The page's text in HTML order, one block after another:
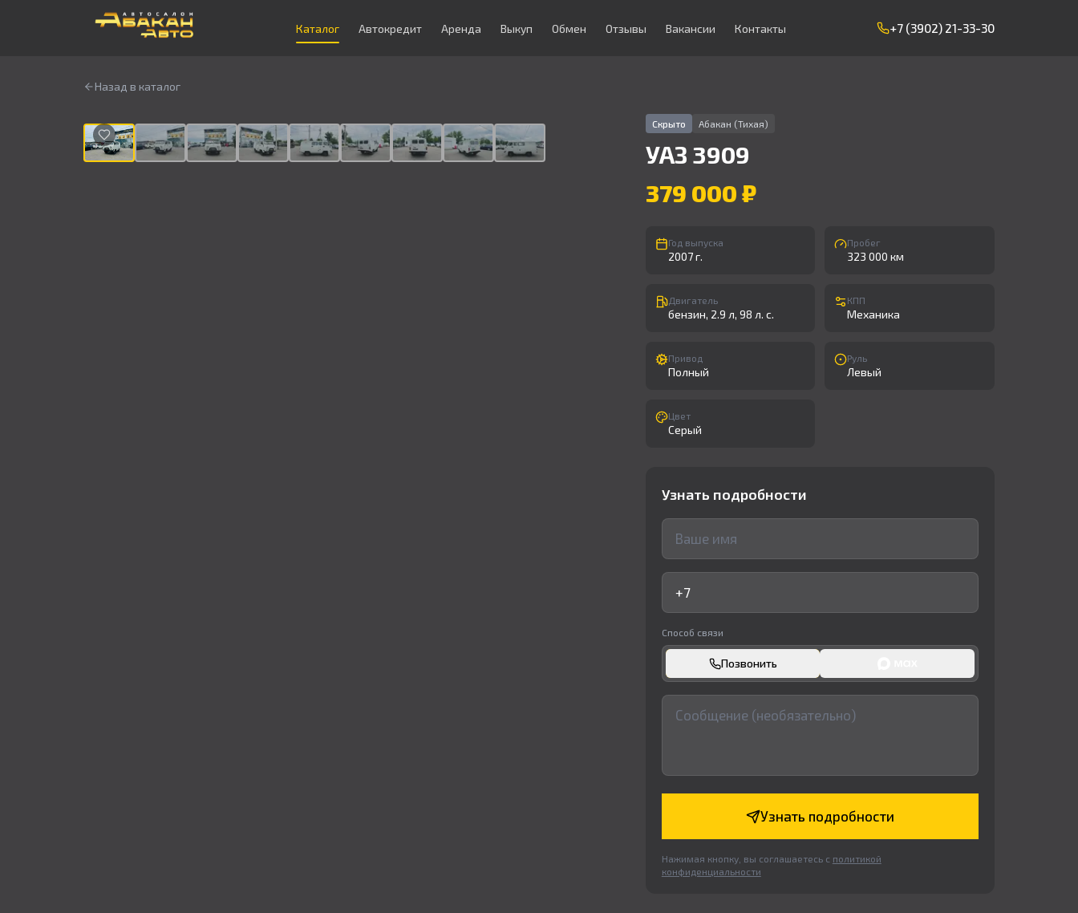
Каталог Автокредит Аренда Выкуп Обмен Отзывы Вакансии Контакты +7 (3902) 21-33-30
Назад в каталог
Скрыто Абакан (Тихая)
УАЗ 3909
379 000 ₽
Год выпуска
2007 г.
Пробег
323 000 км
Двигатель
бензин, 2.9 л, 98 л. с.
КПП
Механика
Привод
Полный
Руль
Левый
Цвет
Серый
Узнать подробности
Способ связи
Позвонить
Узнать подробности
Нажимая кнопку, вы соглашаетесь с политикой
конфиденциальности